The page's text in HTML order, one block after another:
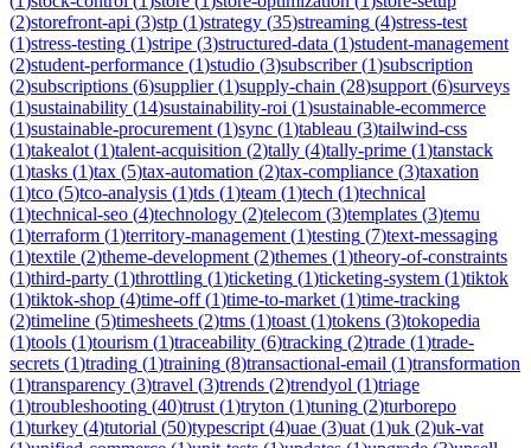
(2)storefront-api (3)stp (1)strategy (35)streaming (4)stress-test
(1)stress-testing (1)stripe (3)structured-data (1)student-management
(2)student-performance (1)studio (3)subscriber(1)subscription
(2)subscriptions (6)supplier(1)supply-chain (28)support (6)surveys
(1)sustainability (14)sustainability-roi (1)sustainable-ecommerce
(1)sustainable-procurement (1)sync (1)tableau (3)tailwind-css
(1)takealot (1)talent-acquisition (2)tally (4)tally-prime (1)tanstack
(1)tasks (1)tax (5)tax-automation (2)tax-compliance (3)taxation
(1)tco (5)tco-analysis (1)tds (1)team (1)tech (1)technical
(1)technical-seo (4)technology (2)telecom (3)templates (3)temu
(1)terraform (1)territory-management (1)testing (7)text-messaging
(1)textile (2)theme-development (2)themes (1)theory-of-constraints
(1)third-party (1)throttling (1)ticketing (1)ticketing-system (1)tiktok
(1)tiktok-shop (4)time-off(1)time-to-market (1)time-tracking
(2)timeline (5)timesheets (2)tms (1)toast (1)tokens (3)tokopedia
(1)tools (1)tourism (1)traceability (6)tracking (2)trade (1)trade-
secrets (1)trading (1)training (8)transactional-email (1)transformation
(1)transparency (3)travel (3)trends (2)trendyol (1)triage
(1)troubleshooting (40)trust (1)tryton (1)tuning (2)turborepo
(1)turkey (4)tutorial (50)typescript (4)uae (3)uat (1)uk (2)uk-vat